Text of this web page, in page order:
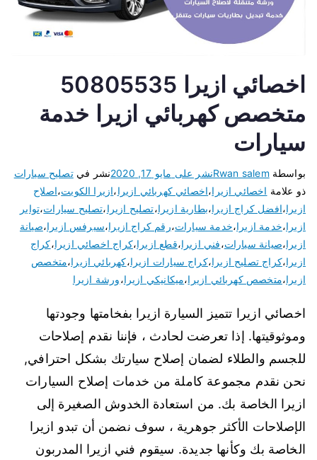
اخصائي ازيرا 50805535
متخصص كهربائي ازيرا خدمة
سيارات
بواسطة Rwan salemنشر على مايو 17, 2020 نشر فيتصليح سيارات
ذو علامة اخصائي ازيرا،اخصائي كهربائي ازيرا،ازيرا الكويت،اصلاح
ازيرا،افضل كراج ازيرا،بطارية ازيرا،تصليح ازيرا،تصليح سيارات،تواير
ازيرا،خدمة ازيرا،خدمة سيارات،رقم كراج ازيرا،سيرفس ازيرا،صيانة
ازيرا،صيانة سيارات،فني ازيرا،قطع ازيرا،كراج اخصائي ازيرا،كراج
ازيرا،كراج تصليح ازيرا،كراج سيارات ازيرا،كهربائي ازيرا،متخصص
ازيرا،متخصص كهربائي ازيرا،ميكانيكي ازيرا،ورشة ازيرا
اخصائي ازيرا تتميز السيارة ازيرا بفخامتها وجودتها
وموثوقيتها. إذا تعرضت لحادث ، فإننا نقدم إصلاحات
للجسم والطلاء لضمان إصلاح سيارتك بشكل احترافي,
نحن نقدم مجموعة كاملة من خدمات إصلاح السيارات
ازيرا الخاصة بك. من استعادة الخدوش الصغيرة إلى
الإصلاحات الأكثر جوهرية ، سوف نضمن أن تبدو ازيرا
الخاصة بك وكأنها جديدة. سيقوم فني ازيرا المدربون